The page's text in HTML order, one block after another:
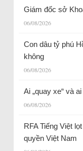
Giám đốc sở
06/08/2026
Con dâu tỷ phú
không
06/08/2026
Ai „quay xe“ và
06/08/2026
RFA Tiếng Việt
quyền Việt Nam